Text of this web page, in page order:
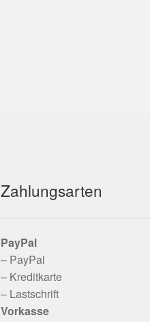
Zahlungsarten
PayPal
– PayPal
– Kreditkarte
– Lastschrift
Vorkasse